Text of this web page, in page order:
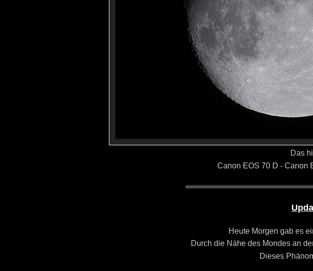
Das
Canon EOS 70 D - Canon
Heute Morgen gab es
Durch die Nähe des Mondes an
Dieses